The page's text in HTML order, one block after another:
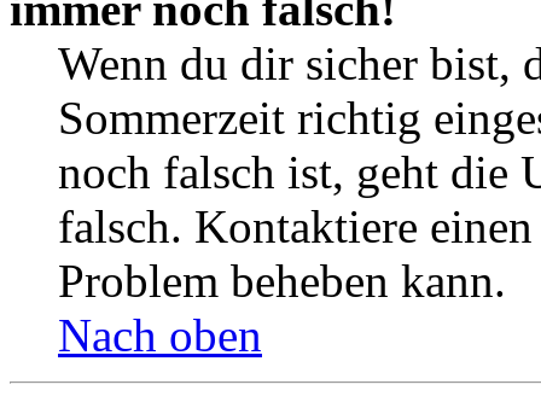
Wenn du dir sicher bist,
Sommerzeit richtig
noch falsch ist, geht die
falsch. Kontaktiere
Problem beheben kann.
Nach oben